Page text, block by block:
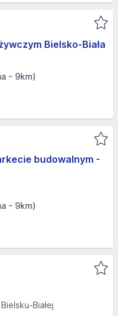
Bielsko-Biała
- 9km)
budowalnym -
- 9km)
Białej